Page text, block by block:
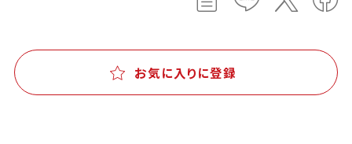
お気に入りに登録